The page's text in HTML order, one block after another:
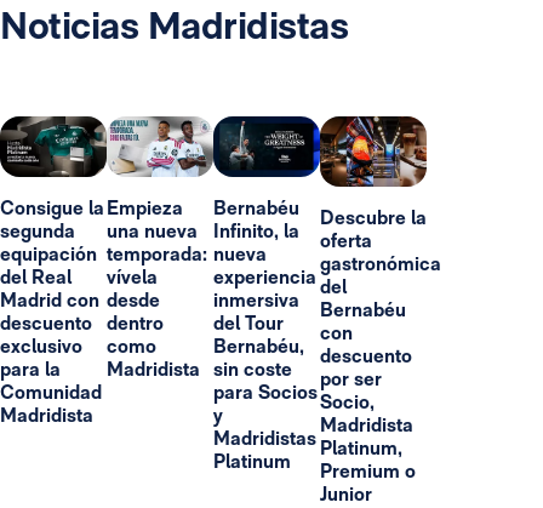
Noticias Madridistas
Consigue la
segunda
equipación
del Real
Madrid con
descuento
exclusivo
para la
Comunidad
Madridista
Empieza
una nueva
temporada:
vívela
desde
dentro
como
Madridista
Bernabéu
Infinito, la
nueva
experiencia
inmersiva
del Tour
Bernabéu,
sin coste
para Socios
y
Madridistas
Platinum
Descubre la
oferta
gastronómica
del
Bernabéu
con
descuento
por ser
Socio,
Madridista
Platinum,
Premium o
Junior